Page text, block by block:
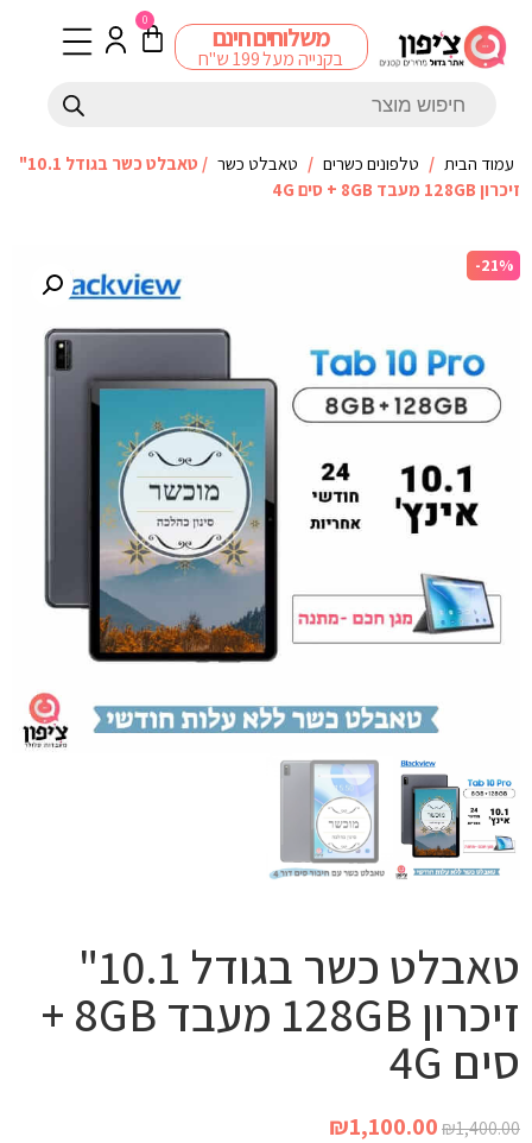
משלוחים חינם
בקנייה מעל 199 ש"ח
0
עמוד הבית / טלפונים כשרים / טאבלט כשר
/ טאבלט כשר בגודל 10.1"
זיכרון 128GB מעבד 8GB + סים 4G
-21%
טאבלט כשר בגודל 10.1"
זיכרון 128GB מעבד 8GB +
סים 4G
₪1,400.00
₪1,100.00